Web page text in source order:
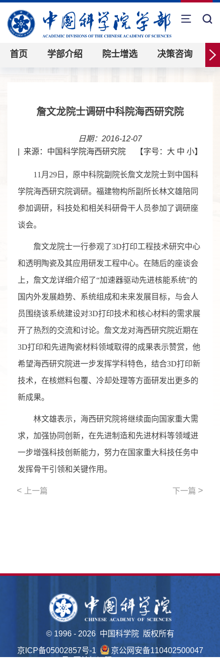
首页 学部介绍 院士增选 决策咨询
詹文龙院士调研中科院海西研究院
日期：2016-12-07
来源：中国科学院海西研究院 【字号： 大 中 小】
11月29日，原中科院副院长詹文龙院士到中国科
学院海西研究院调研。福建物构所副所长林文雄陪同
参加调研，科技处和相关科研骨干人员参加了调研座
谈会。
詹文龙院士一行参观了3D打印工程技术研究中心
和透明陶瓷及其应用研发工程中心。在随后的座谈会
上，詹文龙详细介绍了“加速器驱动先进核能系统”的
国内外发展趋势、系统组成和未来发展目标，与会人
员围绕该系统建设对3D打印技术和核心材料的需求展
开了热烈的交流和讨论。詹文龙对海西研究院近期在
3D打印和先进陶瓷材料领域取得的成果表示赞赏，他
希望海西研究院进一步发挥学科特色，结合3D打印新
技术，在核燃料包覆、冷却处理等方面研发出更多的
新成果。
林文雄表示，海西研究院将继续面向国家重大需
求，加强协同创新，在先进制造和先进材料等领域进
一步增强科技创新能力，努力在国家重大科技任务中
发挥骨干引领和关键作用。
< 上一篇 下一篇 >
© 1996 - 2026 中国科学院 版权所有
京ICP备05002857号-1
京公网安备110402500047